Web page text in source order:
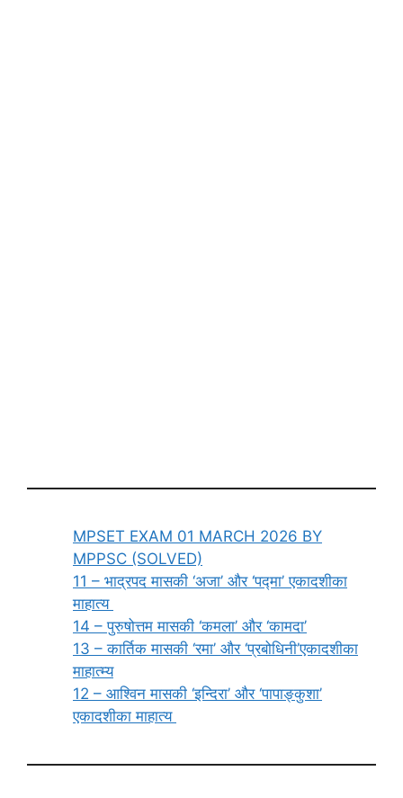
MPSET EXAM 01 MARCH 2026 BY
MPPSC (SOLVED)
11 – भाद्रपद मासकी ‘अजा’ और ‘पद्मा’ एकादशीका
माहात्य
14 – पुरुषोत्तम मासकी ‘कमला’ और ‘कामदा’
13 – कार्तिक मासकी ‘रमा’ और ‘प्रबोधिनी’एकादशीका
माहात्म्य
12 – आश्विन मासकी ‘इन्दिरा’ और ‘पापाङ्कुशा’
एकादशीका माहात्य